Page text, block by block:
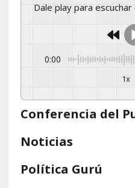
Dale play para
0:00
1x
Conferencia del
Noticias
Política Gurú